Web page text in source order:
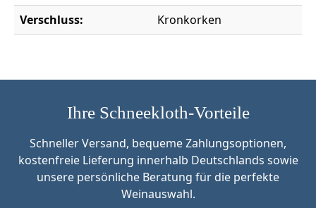
Verschluss:
Kronkorken
Ihre Schneekloth-Vorteile
Schneller Versand, bequeme Zahlungsoptionen,
kostenfreie Lieferung innerhalb Deutschlands sowie
unsere persönliche Beratung für die perfekte
Weinauswahl.